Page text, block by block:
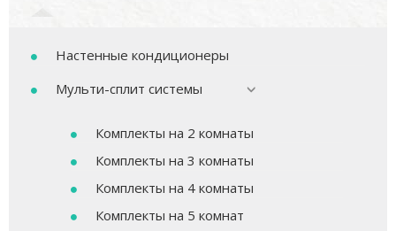
Настенные кондиционеры
Мульти-сплит системы
Комплекты на 2 комнаты
Комплекты на 3 комнаты
Комплекты на 4 комнаты
Комплекты на 5 комнат